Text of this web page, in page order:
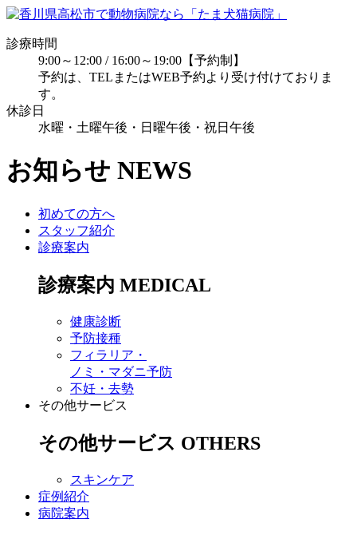
診療時間
9:00～12:00 / 16:00～19:00【予約制】
予約は、TELまたはWEB予約より受け付けておりま
す。
休診日
水曜・土曜午後・日曜午後・祝日午後
お知らせ NEWS
初めての方へ
スタッフ紹介
診療案内
診療案内 MEDICAL
健康診断
予防接種
フィラリア・
ノミ・マダニ予防
不妊・去勢
その他サービス
その他サービス OTHERS
スキンケア
症例紹介
病院案内